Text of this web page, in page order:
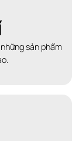
sản phẩm